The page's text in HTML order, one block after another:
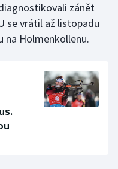
zánět
se vrátil až listopadu
na Holmenkollenu.